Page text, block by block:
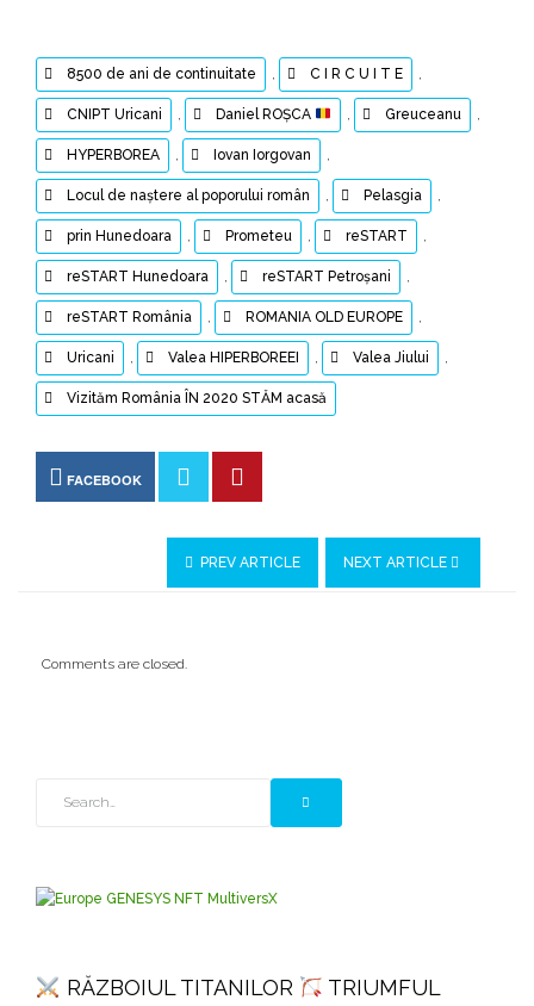
8500 de ani de continuitate C I R C U I T E
CNIPT Uricani Daniel ROȘCA Greuceanu
HYPERBOREA Iovan Iorgovan
Locul de naştere al poporului român Pelasgia
prin Hunedoara Prometeu reSTART
reSTART Hunedoara reSTART Petroșani
reSTART România ROMANIA OLD EUROPE
Uricani Valea HIPERBOREEI Valea Jiului
Vizităm România ÎN 2020 STĂM acasă
FACEBOOK
PREV ARTICLE NEXT ARTICLE
Comments are closed.
RĂZBOIUL TITANILOR
TRIUMFUL